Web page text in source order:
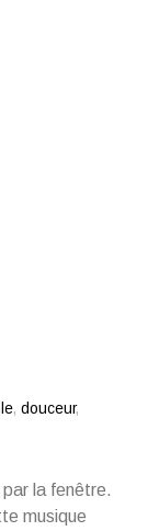
,douceur,
par la fenêtre.
musique